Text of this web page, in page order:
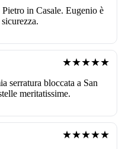
in Casale. Eugenio è
★★★★★
serratura bloccata a San
meritatissime.
★★★★★